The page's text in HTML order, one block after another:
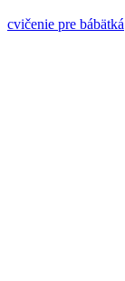
cvičenie pre bábätká